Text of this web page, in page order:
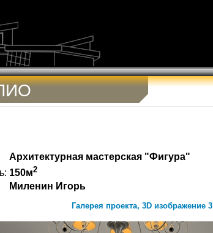
Архитектурная мастерская "Фигура"
150м2
Миленин Игорь
Галерея проекта, 3D изображение 3